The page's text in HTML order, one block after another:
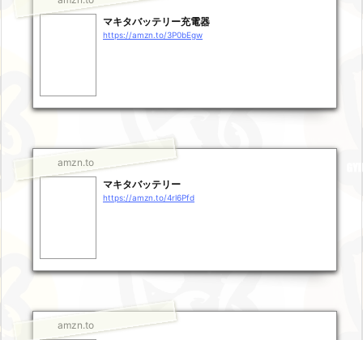
マキタバッテリー充電器
https://amzn.to/3P0bEgw
amzn.to
マキタバッテリー
https://amzn.to/4rl6Pfd
amzn.to